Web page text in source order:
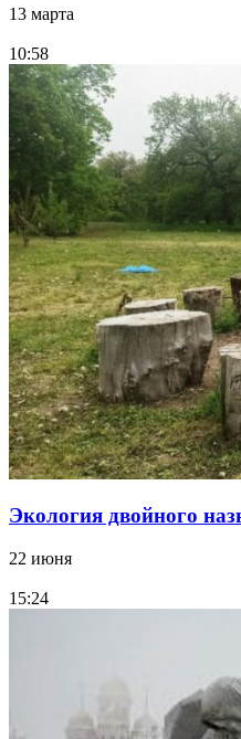
13 марта
10:58
Экология двойного
22 июня
15:24